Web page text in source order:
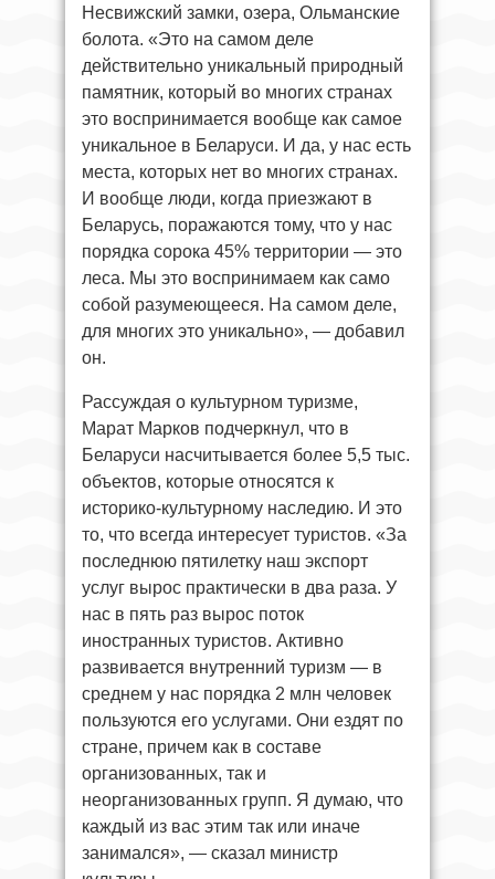
Несвижский замки, озера, Ольманские
болота. «Это на самом деле
действительно уникальный природный
памятник, который во многих странах
это воспринимается вообще как самое
уникальное в Беларуси. И да, у нас есть
места, которых нет во многих странах.
И вообще люди, когда приезжают в
Беларусь, поражаются тому, что у нас
порядка сорока 45% территории — это
леса. Мы это воспринимаем как само
собой разумеющееся. На самом деле,
для многих это уникально», — добавил
он.
Рассуждая о культурном туризме,
Марат Марков подчеркнул, что в
Беларуси насчитывается более 5,5 тыс.
объектов, которые относятся к
историко-культурному наследию. И это
то, что всегда интересует туристов. «За
последнюю пятилетку наш экспорт
услуг вырос практически в два раза. У
нас в пять раз вырос поток
иностранных туристов. Активно
развивается внутренний туризм — в
среднем у нас порядка 2 млн человек
пользуются его услугами. Они ездят по
стране, причем как в составе
организованных, так и
неорганизованных групп. Я думаю, что
каждый из вас этим так или иначе
занимался», — сказал министр